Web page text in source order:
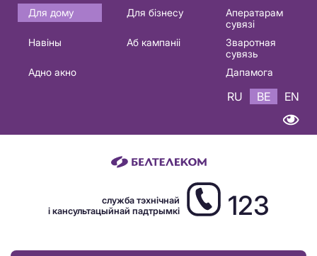
Основная
навигация
Для дому Для бізнесу
Аператарам
сувязі
Навіны
Аб кампаніі
Зваротная
сувязь
Адно акно
Дапамога
RU BE EN
служба тэхнічнай
і кансультацыйнай падтрымкі
123